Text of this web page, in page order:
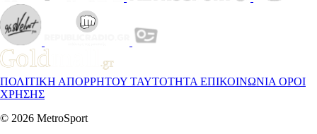
ΠΟΛΙΤΙΚΗ ΑΠΟΡΡΗΤΟΥ ΤΑΥΤΟΤΗΤΑ ΕΠΙΚΟΙΝΩΝΙΑ ΟΡΟΙ
ΧΡΗΣΗΣ
© 2026 MetroSport